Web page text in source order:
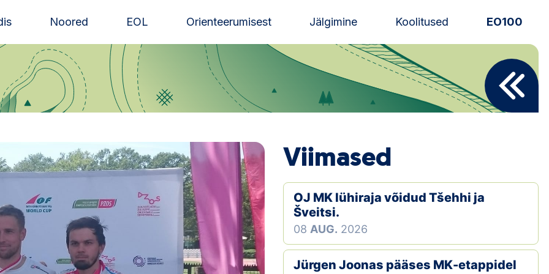
Noored EOL Orienteerumisest Jälgimine Koolitused EO100
Uudised
Alustajale
Eesti Orienteerumine 100!
Toetamine
Telli litsents!
Noored
Viimased
OJ MK lühiraja võidud Tšehhi ja
Šveitsi.
08 AUG. 2026
Jürgen Joonas pääses MK-etappidel